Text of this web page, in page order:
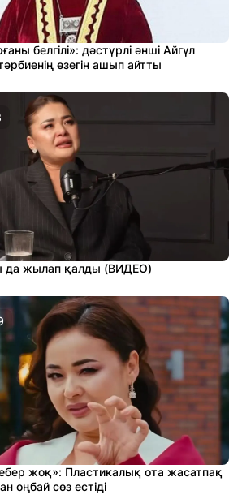
белгілі»: дәстүрлі әнші Айгүл
өзегін ашып айтты
да жылап қалды (ВИДЕО)
жоқ»: Пластикалық ота жасатпақ
оңбай сөз естіді